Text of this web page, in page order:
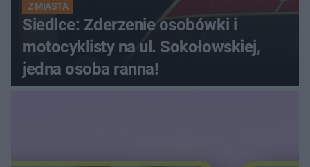
Z MIASTA
Siedlce: Zderzenie osobówki i
motocyklisty na ul. Sokołowskiej,
jedna osoba ranna!